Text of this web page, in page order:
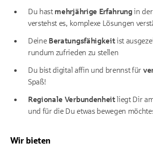
Du hast mehrjährige Erfahrungin der
verstehst es, komplexe Lösungen
Deine Beratungsfähigkeitist
rundum zufrieden zu stellen
Du bist digital affin und brennst für
Spaß!
Regionale Verbundenheitliegt Dir
und für die Du etwas bewegen
Wir bieten